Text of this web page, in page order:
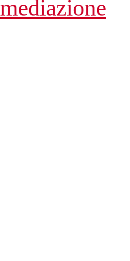
mediazione